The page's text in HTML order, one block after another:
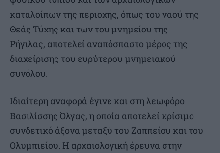
καταλοίπων της περιοχής, όπως του ναού της
Θεάς Τύχης και των του μνημείου της
Ρήγιλας, αποτελεί αναπόσπαστο μέρος της
διαχείρισης του ευρύτερου μνημειακού
συνόλου.
Ιδιαίτερη αναφορά έγινε και στη λεωφόρο
Βασιλίσσης Όλγας, η οποία αποτελεί κρίσιμο
συνδετικό άξονα μεταξύ του Ζαππείου και του
Ολυμπιείου. Η αρχαιολογική έρευνα στην